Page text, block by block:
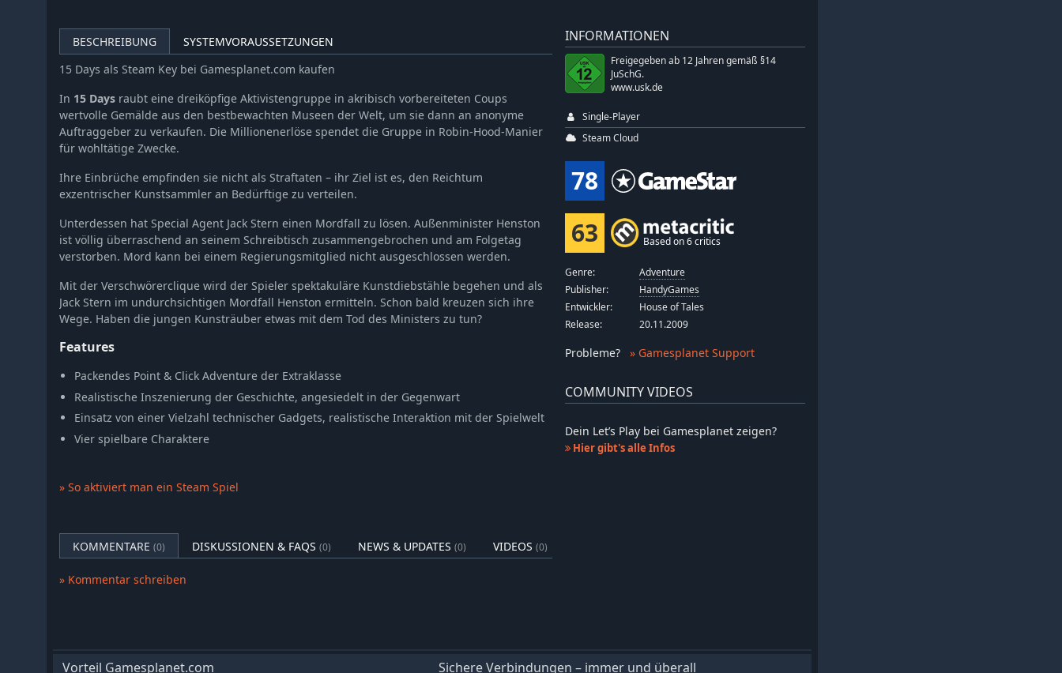
BESCHREIBUNG
SYSTEMVORAUSSETZUNGEN
15 Days als Steam Key bei Gamesplanet.com kaufen
In 15 Days raubt eine dreiköpfige Aktivistengruppe in akribisch vorbereiteten Coups
wertvolle Gemälde aus den bestbewachten Museen der Welt, um sie dann an anonyme
Auftraggeber zu verkaufen. Die Millionenerlöse spendet die Gruppe in Robin-Hood-Manier
für wohltätige Zwecke.
Ihre Einbrüche empfinden sie nicht als Straftaten – ihr Ziel ist es, den Reichtum
exzentrischer Kunstsammler an Bedürftige zu verteilen.
Unterdessen hat Special Agent Jack Stern einen Mordfall zu lösen. Außenminister Henston
ist völlig überraschend an seinem Schreibtisch zusammengebrochen und am Folgetag
verstorben. Mord kann bei einem Regierungsmitglied nicht ausgeschlossen werden.
Mit der Verschwörerclique wird der Spieler spektakuläre Kunstdiebstähle begehen und als
Jack Stern im undurchsichtigen Mordfall Henston ermitteln. Schon bald kreuzen sich ihre
Wege. Haben die jungen Kunsträuber etwas mit dem Tod des Ministers zu tun?
Features
Packendes Point & Click Adventure der Extraklasse
Realistische Inszenierung der Geschichte, angesiedelt in der Gegenwart
Einsatz von einer Vielzahl technischer Gadgets, realistische Interaktion mit der Spielwelt
Vier spielbare Charaktere
» So aktiviert man ein Steam Spiel
KOMMENTARE (0) DISKUSSIONEN & FAQS (0) NEWS & UPDATES (0) VIDEOS (0)
» Kommentar schreiben
INFORMATIONEN
Freigegeben ab 12 Jahren gemäß §14
JuSchG.
www.usk.de
Single-Player
Steam Cloud
78
63
Based on 6 critics
Genre:
Adventure
Publisher:
HandyGames
Entwickler:
House of Tales
Release:
20.11.2009
Probleme? » Gamesplanet Support
COMMUNITY VIDEOS
Dein Let’s Play bei Gamesplanet zeigen?
Hier gibt's alle Infos
Vorteil Gamesplanet.com Sichere Verbindungen – immer und überall